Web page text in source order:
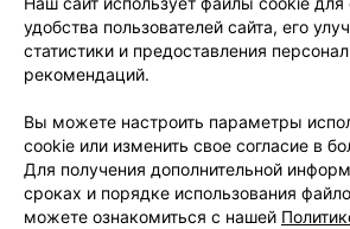
г. п. Лельчицы, ул. Меньшикова, 67А с
удобства пользователей сайта, его
статистики и предоставления
рекомендаций.
Вы можете настроить параметры
cookie или изменить свое согласие в
Для получения дополнительной
сроках и порядке использования
можете ознакомиться с нашей